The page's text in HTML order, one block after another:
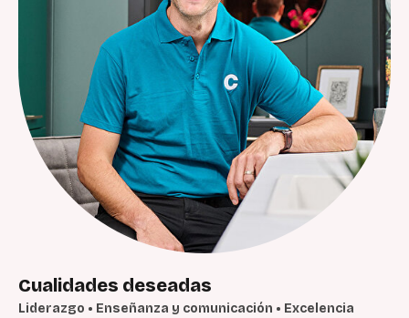
Cualidades deseadas
Liderazgo • Enseñanza y comunicación • Excelencia